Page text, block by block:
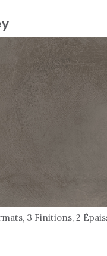
3 Finitions, 2